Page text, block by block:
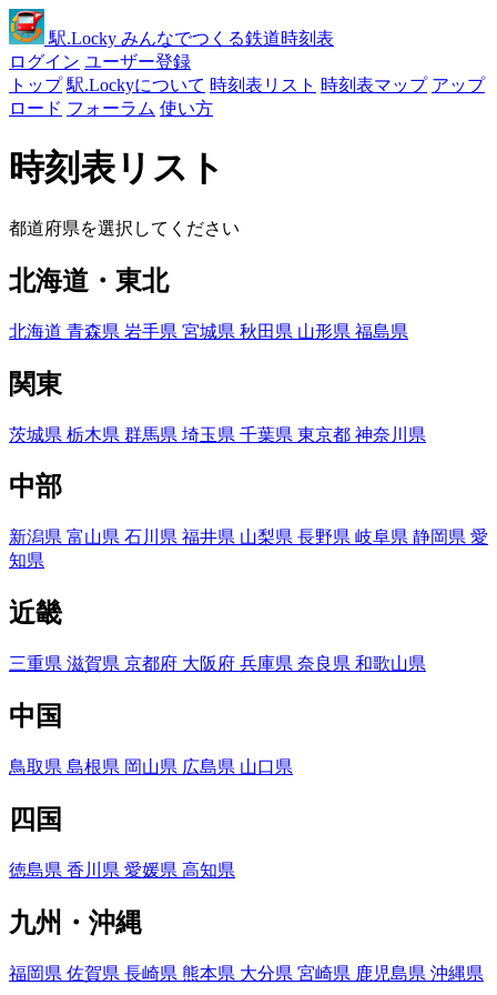
駅.Locky みんなでつくる鉄道時刻表
ログイン ユーザー登録
トップ 駅.Lockyについて 時刻表リスト 時刻表マップ アップ
ロード フォーラム 使い方
時刻表リスト
都道府県を選択してください
北海道・東北
北海道 青森県 岩手県 宮城県 秋田県 山形県 福島県
関東
茨城県 栃木県 群馬県 埼玉県 千葉県 東京都 神奈川県
中部
新潟県 富山県 石川県 福井県 山梨県 長野県 岐阜県 静岡県 愛
知県
近畿
三重県 滋賀県 京都府 大阪府 兵庫県 奈良県 和歌山県
中国
鳥取県 島根県 岡山県 広島県 山口県
四国
徳島県 香川県 愛媛県 高知県
九州・沖縄
福岡県 佐賀県 長崎県 熊本県 大分県 宮崎県 鹿児島県 沖縄県